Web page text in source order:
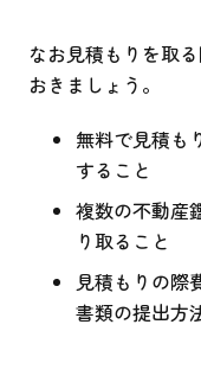
なお見積もりを取
おきましょう。
無料で見積も
すること
複数の不動産
り取ること
見積もりの際
書類の提出方